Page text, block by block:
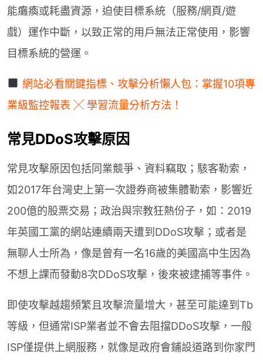
能癱瘓或耗盡資源，迫使目標系統（服務/網頁/遊
戲）運作中斷，以致正常的用戶無法正常使用，影響
目標系統的營運。
網站必看關鍵指標、攻擊分析懶人包：掌握10項專
業級監控報表 ╳ 學習流量分析方法！
常見DDoS攻擊原因
常見攻擊原因包括同業競爭、資料竊取；駭客勒索，
如2017年台灣史上第一次證券商被集體勒索，影響近
200億的股票交易；政治與宗教狂熱份子，如：2019
年英國工黨的網站連續兩天遭到DDoS攻擊；或者是
無聊人士所為，像是曾有一名16歲的美國高中生因為
不想上課而發動8次DDoS攻擊，後來被逮捕等事件。
即使攻擊越趨頻繁且攻擊流量增大，甚至可能達到Tb
等級，但通常ISP業者並不會去阻擋DDoS攻擊，一般
ISP僅提供上網服務，就像是政府會鋪設道路到你家門